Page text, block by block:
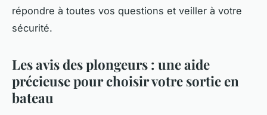
répondre à toutes vos questions et veiller à votre
sécurité.
Les avis des plongeurs : une aide
précieuse pour choisir votre sortie en
bateau